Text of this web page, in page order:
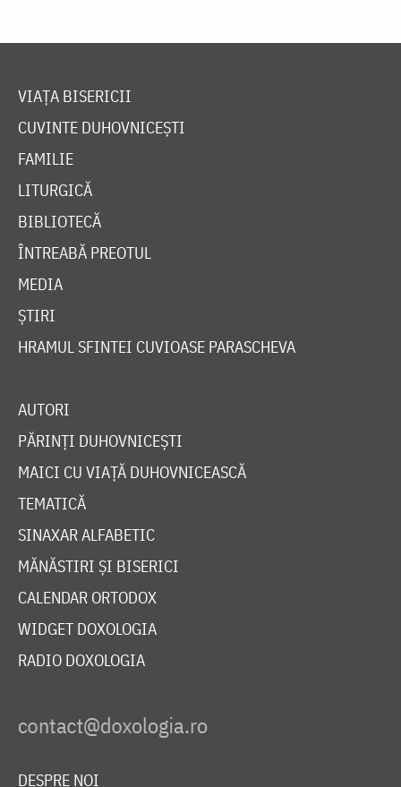
VIAȚA BISERICII
CUVINTE DUHOVNICEȘTI
FAMILIE
LITURGICĂ
BIBLIOTECĂ
ÎNTREABĂ PREOTUL
MEDIA
ȘTIRI
HRAMUL SFINTEI CUVIOASE PARASCHEVA
AUTORI
PĂRINȚI DUHOVNICEȘTI
MAICI CU VIAȚĂ DUHOVNICEASCĂ
TEMATICĂ
SINAXAR ALFABETIC
MĂNĂSTIRI ȘI BISERICI
CALENDAR ORTODOX
WIDGET DOXOLOGIA
RADIO DOXOLOGIA
DESPRE NOI